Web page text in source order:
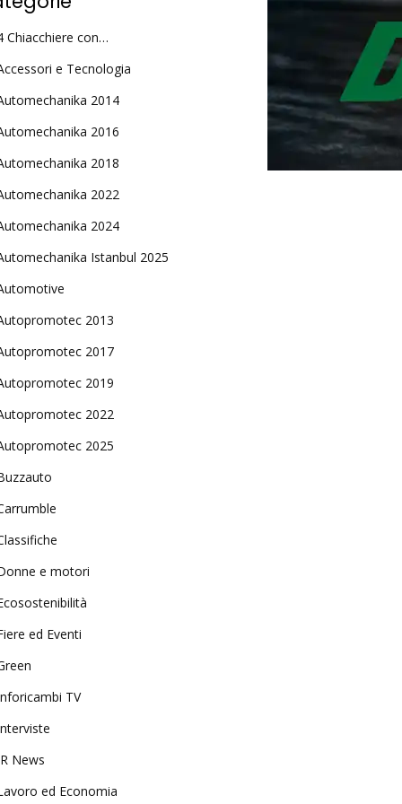
Chiacchiere con…
e Tecnologia
2014
2016
2018
2022
2024
Istanbul 2025
2013
2017
2019
2022
2025
e motori
ed Eventi
TV
News
ed Economia